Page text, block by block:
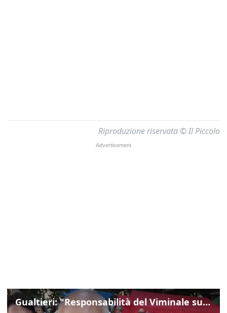
Riproduzione riservata © Il Piccolo
Gualtieri: "Responsabilità del Viminale su Spin Time? La posizione dei partiti è nota"